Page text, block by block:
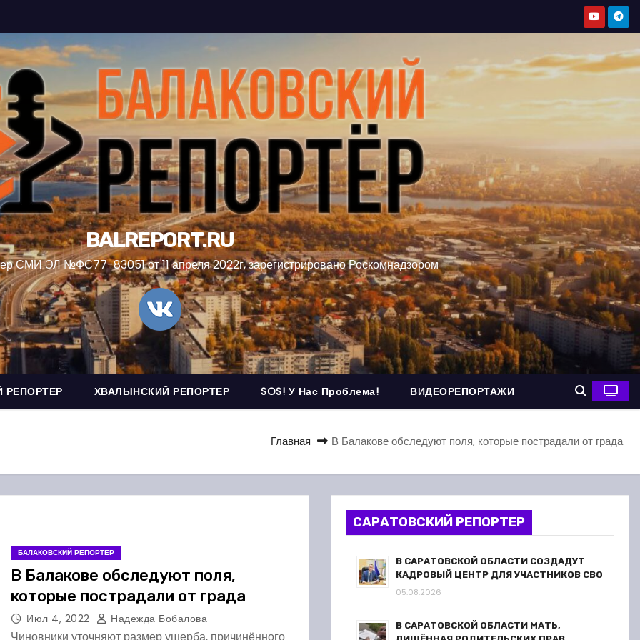
BALREPORT.RU
СМИ ЭЛ №ФС77-83051 от 11 апреля 2022г, зарегистрировано Роскомнадзором
РЕПОРТЕР ХВАЛЫНСКИЙ РЕПОРТЕР SOS! У Нас Проблема! ВИДЕОРЕПОРТАЖИ
Главная В Балакове обследуют поля, которые пострадали от града
БАЛАКОВСКИЙ РЕПОРТЕР
В Балакове обследуют поля,
которые пострадали от града
Июл 4, 2022 Надежда Бобалова
САРАТОВСКИЙ РЕПОРТЕР
В САРАТОВСКОЙ ОБЛАСТИ СОЗДАДУТ
КАДРОВЫЙ ЦЕНТР ДЛЯ УЧАСТНИКОВ СВО
05.08.2026
В САРАТОВСКОЙ ОБЛАСТИ МАТЬ,